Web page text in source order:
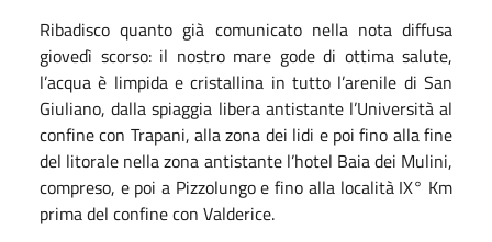
Ribadisco quanto già comunicato nella nota diffusa
giovedì scorso: il nostro mare gode di ottima salute,
l’acqua è limpida e cristallina in tutto l’arenile di San
Giuliano, dalla spiaggia libera antistante l’Università al
confine con Trapani, alla zona dei lidi e poi fino alla fine
del litorale nella zona antistante l’hotel Baia dei Mulini,
compreso, e poi a Pizzolungo e fino alla località IX° Km
prima del confine con Valderice.